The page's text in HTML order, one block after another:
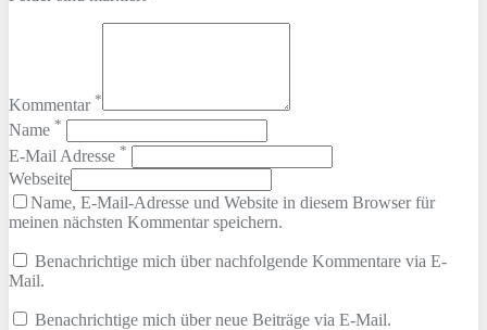
Kommentar *
Name *
E-Mail Adresse *
Webseite
Name, E-Mail-Adresse und Website in diesem Browser für
meinen nächsten Kommentar speichern.
Benachrichtige mich über nachfolgende Kommentare via E-
Mail.
Benachrichtige mich über neue Beiträge via E-Mail.